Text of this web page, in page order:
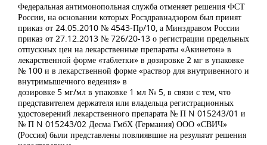
Федеральная антимонопольная служба отменяет решения ФСТ
России, на основании которых Росздравнадзором был принят
приказ от 24.05.2010 № 4543-Пр/10, а Минздравом России
приказ от 27.12.2013 № 726/20-13 о регистрации предельных
отпускных цен на лекарственные препараты «Акинетон» в
лекарственной форме «таблетки» в дозировке 2 мг в упаковке
№ 100 и в лекарственной форме «раствор для внутривенного и
внутримышечного ведения» в
дозировке 5 мг/мл в упаковке 1 мл № 5, в связи с тем, что
представителем держателя или владельца регистрационных
удостоверений лекарственного препарата № П N 015243/01 и
№ П N 015243/02 Десма ГмбХ (Германия) ООО «СВИЧ»
(Россия) были представлены повлиявшие на результат решения